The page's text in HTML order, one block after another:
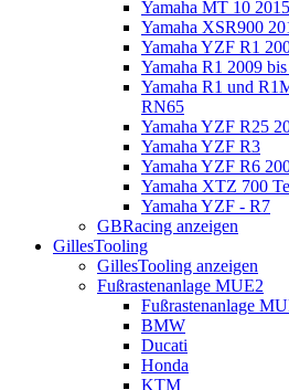
Yamaha MT 10
Yamaha XSR900
Yamaha YZF R1
Yamaha R1 2009
Yamaha R1 und
RN65
Yamaha YZF R25
Yamaha YZF R3
Yamaha YZF R6
Yamaha XTZ 700
Yamaha YZF - R7
GBRacing anzeigen
GillesTooling
GillesTooling anzeigen
Fußrastenanlage MUE2
Fußrastenanlage
BMW
Ducati
Honda
KTM